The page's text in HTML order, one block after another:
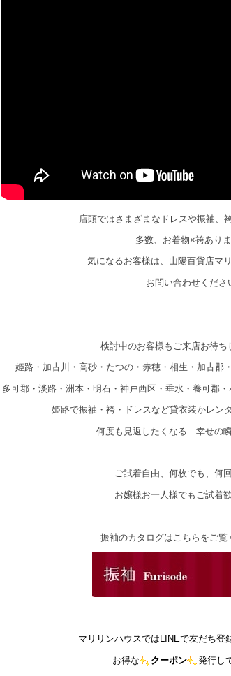
店頭ではさまざまなドレスや振袖、
多数、お着物×袴あり
気になるお客様は、山陽百貨店マ
お問い合わせくださ
検討中のお客様もご来店お待ち
姫路・加古川・高砂・たつの・赤穂・相生・加古郡
多可郡・淡路・洲本・明石・神戸西区・垂水・養可郡
姫路で振袖・袴・ドレスなど貸衣装かレン
何度も見返したくなる 幸せの
ご試着自由、何枚でも、何
お嬢様お一人様でもご試着
振袖のカタログはこちらをご覧
マリリンハウスではLINEで友だち登
お得な クーポン 発行し